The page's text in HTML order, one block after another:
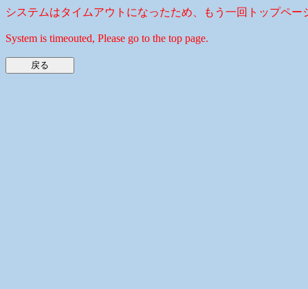
システムはタイムアウトになったため、もう一回トップペー
System is timeouted, Please go to the top page.